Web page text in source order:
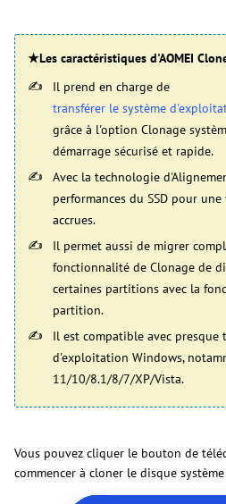
★Les caractéristiques d'AOMEI
Il prend en charge de
transférer le système
grâce à l'option Clonage
démarrage sécurisé et rapide.
Avec la technologie
performances du SSD pour
accrues.
Il permet aussi de migrer
fonctionnalité de Clonage de
certaines partitions avec la
partition.
Il est compatible avec presque
d'exploitation Windows,
11/10/8.1/8/7/XP/Vista.
Vous pouvez cliquer le bouton de
commencer à cloner le disque